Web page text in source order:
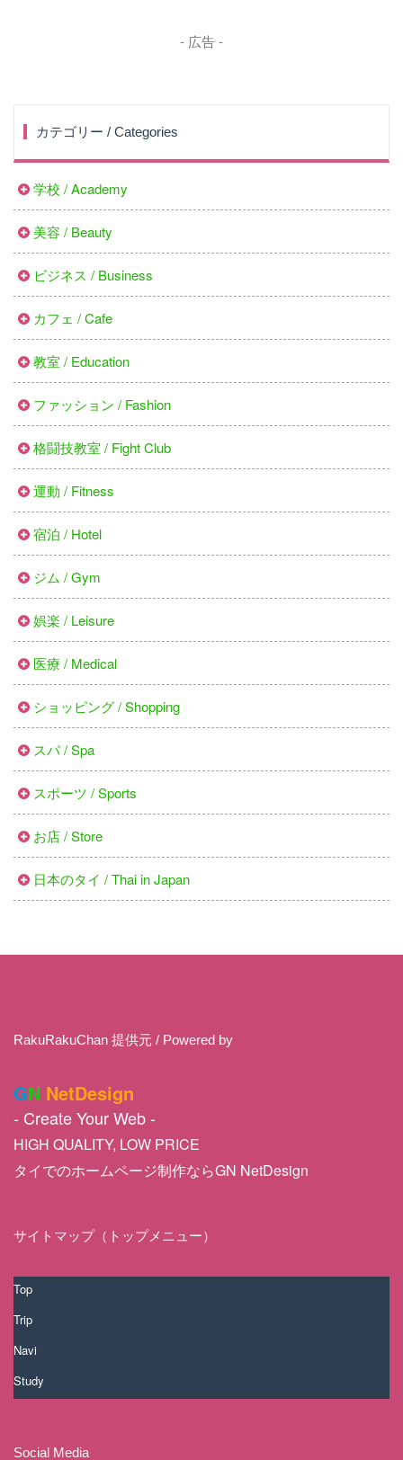
- 広告 -
カテゴリー / Categories
学校 / Academy
美容 / Beauty
ビジネス / Business
カフェ / Cafe
教室 / Education
ファッション / Fashion
格闘技教室 / Fight Club
運動 / Fitness
宿泊 / Hotel
ジム / Gym
娯楽 / Leisure
医療 / Medical
ショッピング / Shopping
スパ / Spa
スポーツ / Sports
お店 / Store
日本のタイ / Thai in Japan
RakuRakuChan 提供元 / Powered by
GN NetDesign
- Create Your Web -
HIGH QUALITY, LOW PRICE
タイでのホームページ制作ならGN NetDesign
サイトマップ（トップメニュー）
Top
Trip
Navi
Study
Social Media